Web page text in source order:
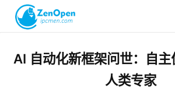
科技
心理
注册
AI 自动化新框架问世：自
人类专家